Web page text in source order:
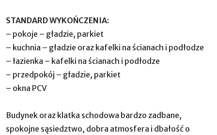
STANDARD WYKOŃCZENIA:
– pokoje – gładzie, parkiet
– kuchnia – gładzie oraz kafelki na ścianach i podłodze
– łazienka – kafelki na ścianach i podłodze
– przedpokój – gładzie, parkiet
– okna PCV
Budynek oraz klatka schodowa bardzo zadbane,
spokojne sąsiedztwo, dobra atmosfera i dbałość o